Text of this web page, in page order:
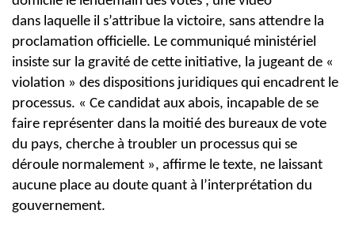
dans laquelle il s’attribue la victoire, sans attendre la
proclamation officielle. Le communiqué ministériel
insiste sur la gravité de cette initiative, la jugeant de «
violation » des dispositions juridiques qui encadrent le
processus. « Ce candidat aux abois, incapable de se
faire représenter dans la moitié des bureaux de vote
du pays, cherche à troubler un processus qui se
déroule normalement », affirme le texte, ne laissant
aucune place au doute quant à l’interprétation du
gouvernement.